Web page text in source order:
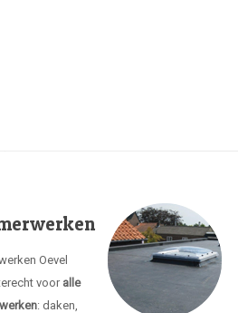
Oevel
voor alle
: daken,